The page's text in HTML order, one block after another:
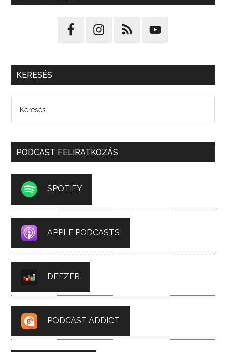
KERESÉS
PODCAST FELIRATKOZÁS
SPOTIFY
APPLE PODCASTS
DEEZER
PODCAST ADDICT